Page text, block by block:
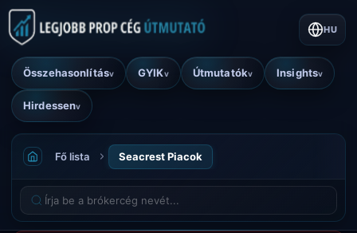
Összehasonlításv GYIKv Útmutatókv Insightsv
Hirdessenv
HU
Fő lista Seacrest Piacok